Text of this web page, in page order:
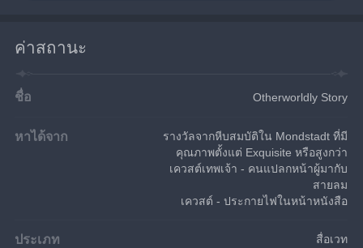
ค่าสถานะ
ชื่อ Otherworldly Story
หาได้จาก
รางวัลจากหีบสมบัติใน Mondstadt ที่มี
คุณภาพตั้งแต่ Exquisite หรือสูงกว่า
เควสต์เทพเจ้า - คนแปลกหน้าผู้มากับ
สายลม
เควสต์ - ประกายไฟในหน้าหนังสือ
ประเภท สื่อเวท